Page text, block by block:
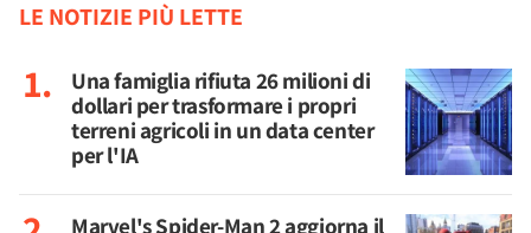
LE NOTIZIE PIÙ LETTE
Una famiglia rifiuta 26 milioni di
dollari per trasformare i propri
terreni agricoli in un data center
per l'IA
Marvel's Spider-Man 2 aggiorna il